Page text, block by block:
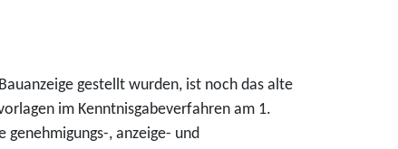
gestellt wurden, ist noch das alte
im Kenntnisgabeverfahren am 1.
, anzeige- und